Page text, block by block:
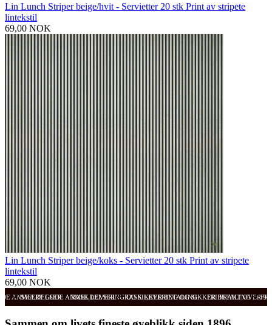
Lin Lunch Striper beige/hvit - Servietter 20 stk Print av stripete
lintekstil
69,00 NOK
Lin Lunch Striper beige/koks - Servietter 20 stk Print av stripete
lintekstil
69,00 NOK
ANMELDELSER RASK LEVERING OG SIKKER BETALING FRI FRAKT OVER
SVÆRT GODE ANMELDELSER RASK LEVERING OG SIKKER BETALING